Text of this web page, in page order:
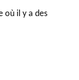
où il y a des